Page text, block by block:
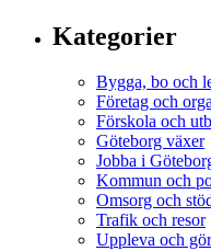
Kategorier
Bygga, bo och
Företag och
Förskola och
Göteborg växer
Jobba i
Kommun och
Omsorg och
Trafik och resor
Uppleva och